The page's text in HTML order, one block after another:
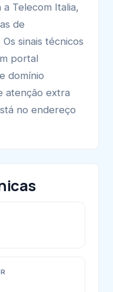
Telecom Italia,
de
sinais técnicos
portal
domínio
atenção extra
no endereço